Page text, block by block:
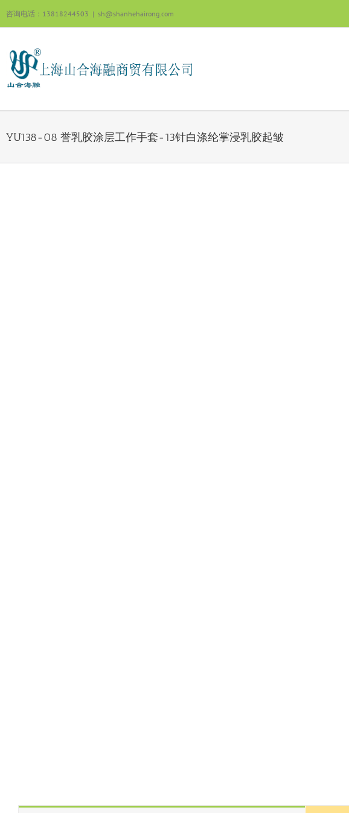
过
内
咨询电话：13818244503 | sh@shanhehairong.com
YU138-08 誉乳胶涂层工作手套-13针白涤纶掌浸乳胶起皱